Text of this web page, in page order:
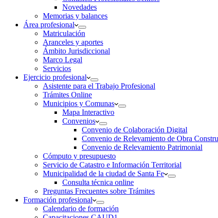
Novedades
Memorias y balances
Área profesional
Matriculación
Aranceles y aportes
Ámbito Jurisdiccional
Marco Legal
Servicios
Ejercicio profesional
Asistente para el Trabajo Profesional
Trámites Online
Municipios y Comunas
Mapa Interactivo
Convenios
Convenio de Colaboración Digital
Convenio de Relevamiento de Obra
Convenio de Relevamiento Patrimonial
Cómputo y presupuesto
Servicio de Catastro e Información Territorial
Municipalidad de la ciudad de Santa Fe
Consulta técnica online
Preguntas Frecuentes sobre Trámites
Formación profesional
Calendario de formación